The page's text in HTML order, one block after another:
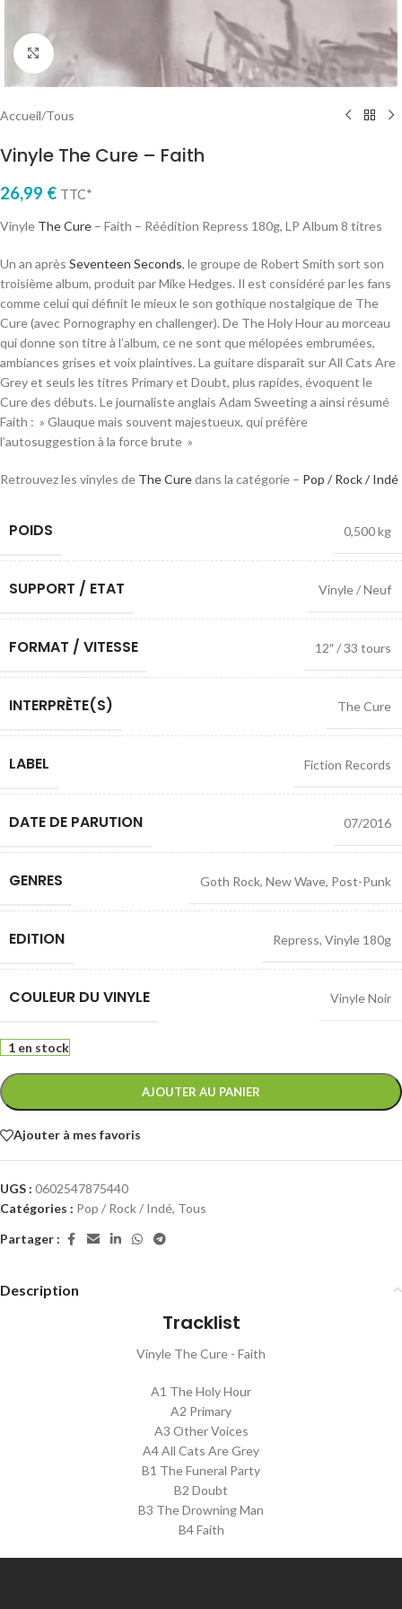
Cliquez pour agrandir
Accueil/Tous
Vinyle The Cure – Faith
26,99 € TTC*
Vinyle The Cure – Faith – Réédition Repress 180g, LP Album 8 titres
Un an après Seventeen Seconds, le groupe de Robert Smith sort son
troisième album, produit par Mike Hedges. Il est considéré par les fans
comme celui qui définit le mieux le son gothique nostalgique de The
Cure (avec Pornography en challenger). De The Holy Hour au morceau
qui donne son titre à l’album, ce ne sont que mélopées embrumées,
ambiances grises et voix plaintives. La guitare disparaît sur All Cats Are
Grey et seuls les titres Primary et Doubt, plus rapides, évoquent le
Cure des débuts. Le journaliste anglais Adam Sweeting a ainsi résumé
Faith : » Glauque mais souvent majestueux, qui préfère
l’autosuggestion à la force brute »
Retrouvez les vinyles de The Curedans la catégorie – Pop / Rock / Indé
POIDS 0,500 kg
SUPPORT / ETAT Vinyle / Neuf
FORMAT / VITESSE 12″ / 33 tours
INTERPRÈTE(S) The Cure
LABEL Fiction Records
DATE DE PARUTION 07/2016
GENRES Goth Rock, New Wave, Post-Punk
EDITION Repress, Vinyle 180g
COULEUR DU VINYLE Vinyle Noir
1 en stock
AJOUTER AU PANIER
Ajouter à mes favoris
UGS : 0602547875440
Catégories : Pop / Rock / Indé, Tous
Partager :
Description
Tracklist
Vinyle The Cure - Faith
A1 The Holy Hour
A2 Primary
A3 Other Voices
A4 All Cats Are Grey
B1 The Funeral Party
B2 Doubt
B3 The Drowning Man
B4 Faith